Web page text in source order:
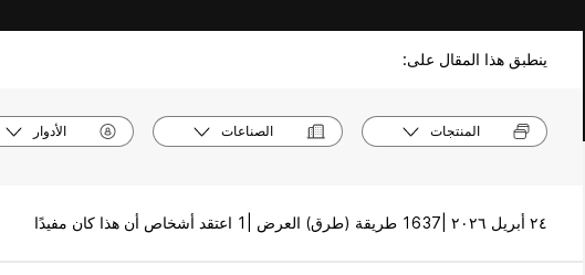
ينطبق هذا المقال على:
المنتجات الصناعات الأدوار
٢٤ أبريل ٢٠٢٦ | 1637 طريقة (طرق) العرض | 1 اعتقد أشخاص أن هذا كان مفيدًا